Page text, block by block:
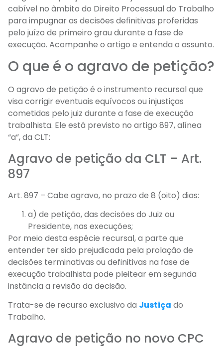
cabível no âmbito do Direito Processual do Trabalho
para impugnar as decisões definitivas proferidas
pelo juízo de primeiro grau durante a fase de
execução. Acompanhe o artigo e entenda o assunto.
O que é o agravo de petição?
O agravo de petição é o instrumento recursal que
visa corrigir eventuais equívocos ou injustiças
cometidas pelo juiz durante a fase de execução
trabalhista. Ele está previsto no artigo 897, alínea
“a”, da CLT:
Agravo de petição da CLT – Art.
897
Art. 897 – Cabe agravo, no prazo de 8 (oito) dias:
a) de petição, das decisões do Juiz ou
Presidente, nas execuções;
Por meio desta espécie recursal, a parte que
entender ter sido prejudicada pela prolação de
decisões terminativas ou definitivas na fase de
execução trabalhista pode pleitear em segunda
instância a revisão da decisão.
Trata-se de recurso exclusivo da Justiça do
Trabalho.
Agravo de petição no novo CPC